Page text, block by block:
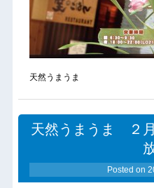
天然うまうま
天然うまうま ２
Posted on